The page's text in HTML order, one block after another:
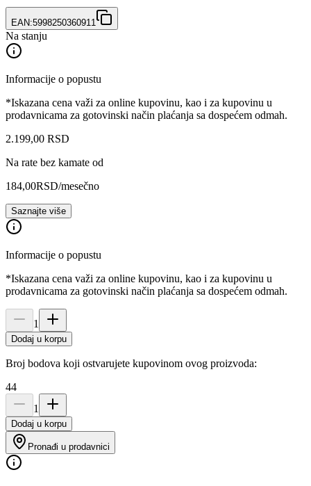
EAN:5998250360911
Na stanju
Informacije o popustu
*Iskazana cena važi za online kupovinu, kao i za kupovinu u
prodavnicama za gotovinski način plaćanja sa dospećem odmah.
2.199,00 RSD
Na rate bez kamate od
184,00RSD/mesečno
Saznajte više
Informacije o popustu
*Iskazana cena važi za online kupovinu, kao i za kupovinu u
prodavnicama za gotovinski način plaćanja sa dospećem odmah.
1
Dodaj u korpu
Broj bodova koji ostvarujete kupovinom ovog proizvoda:
44
1
Dodaj u korpu
Pronađi u prodavnici